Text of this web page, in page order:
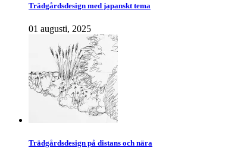
Trädgårdsdesign med japanskt tema
01 augusti, 2025
Trädgårdsdesign på distans och nära